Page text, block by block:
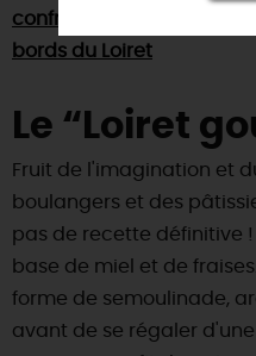
confrérie gourmande des
bords du Loiret
Le “Loiret
Fruit de l'imagination et
boulangers et des
pas de recette définitive
base de miel et de
forme de semoulinade,
avant de se régaler